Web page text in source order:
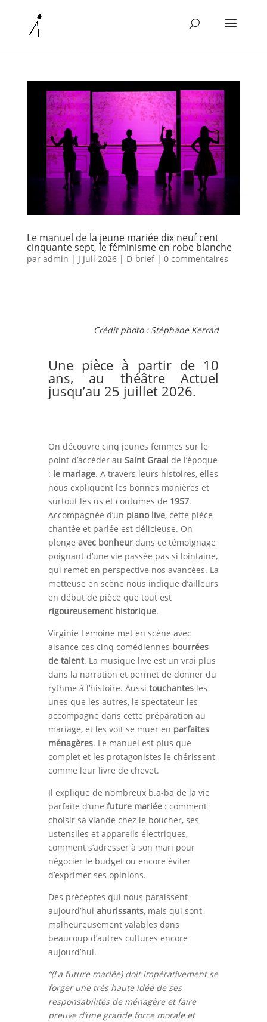
Le manuel de la jeune mariée dix neuf cent
cinquante sept, le féminisme en robe blanche
par admin | J Juil 2026| D-brief| 0 commentaires
Crédit photo : Stéphane Kerrad
Une pièce à partir de 10
ans, au théâtre Actuel
jusqu’au 25 juillet 2026.
On découvre cinq jeunes femmes sur le
point d’accéder au Saint Graal de l’époque
: le mariage. A travers leurs histoires, elles
nous expliquent les bonnes manières et
surtout les us et coutumes de 1957.
Accompagnée d’un piano live, cette pièce
chantée et parlée est délicieuse. On
plonge avec bonheurdans ce témoignage
poignant d’une vie passée pas si lointaine,
qui remet en perspective nos avancées. La
metteuse en scène nous indique d’ailleurs
en début de pièce que tout est
rigoureusement historique.
Virginie Lemoine met en scène avec
aisance ces cinq comédiennes bourrées
de talent. La musique live est un vrai plus
dans la narration et permet de donner du
rythme à l’histoire. Aussi touchantes les
unes que les autres, le spectateur les
accompagne dans cette préparation au
mariage, et les voit se muer en parfaites
ménagères. Le manuel est plus que
complet et les protagonistes le chérissent
comme leur livre de chevet.
Il explique de nombreux b.a-ba de la vie
parfaite d’une future mariée: comment
choisir sa viande chez le boucher, ses
ustensiles et appareils électriques,
comment s’adresser à son mari pour
négocier le budget ou encore éviter
d’exprimer ses opinions.
Des préceptes qui nous paraissent
aujourd’hui ahurissants, mais qui sont
malheureusement valables dans
beaucoup d’autres cultures encore
aujourd’hui.
“(La future mariée) doit impérativement se
forger une très haute idée de ses
responsabilités de ménagère et faire
preuve d’une grande force morale et